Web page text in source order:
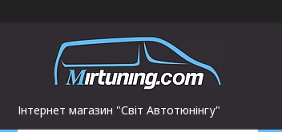
Інтернет магазин "Світ Автотюнінгу"